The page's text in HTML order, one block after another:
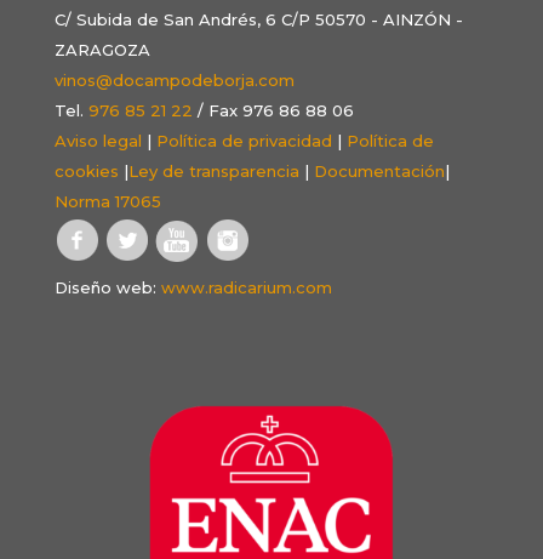
C/ Subida de San Andrés, 6 C/P 50570 - AINZÓN -
ZARAGOZA
vinos@docampodeborja.com
Tel. 976 85 21 22 / Fax 976 86 88 06
Aviso legal | Política de privacidad | Política de
cookies |Ley de transparencia | Documentación|
Norma 17065
Diseño web: www.radicarium.com